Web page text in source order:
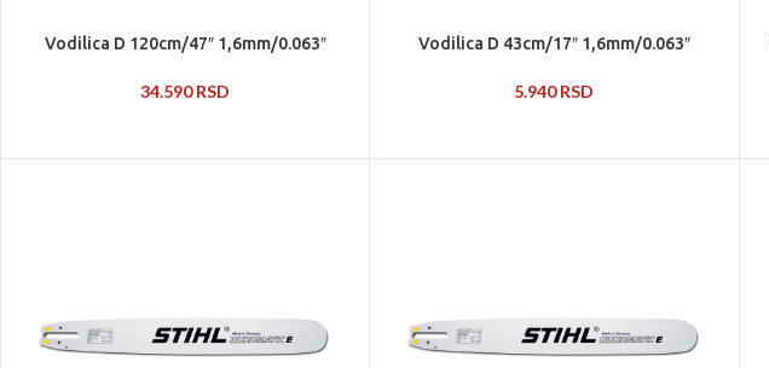
Vodilica D 120cm/47″ 1,6mm/0.063″
34.590RSD
Vodilica D 43cm/17″ 1,6mm/0.063″
5.940RSD